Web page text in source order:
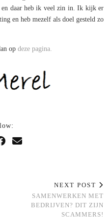
daar heb ik veel zin in. Ik kijk er
en heb mezelf als doel gesteld zo
op deze pagina.
NEXT POST
SAMENWERKEN MET
BEDRIJVEN? DIT ZIJN
SCAMMERS!